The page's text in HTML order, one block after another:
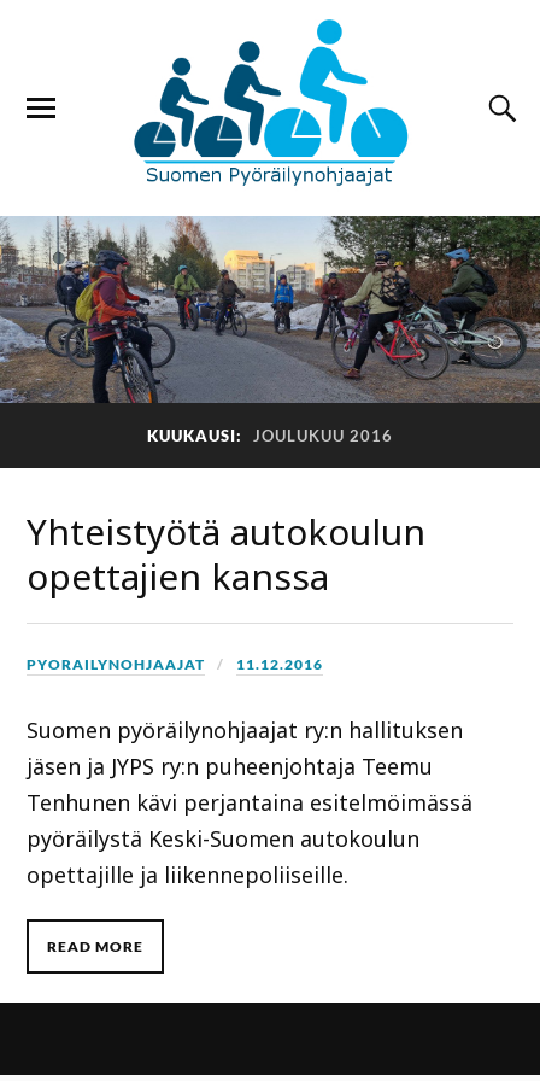
KUUKAUSI: JOULUKUU 2016
Yhteistyötä autokoulun
opettajien kanssa
PYORAILYNOHJAAJAT 11.12.2016
Suomen pyöräilynohjaajat ry:n hallituksen
jäsen ja JYPS ry:n puheenjohtaja Teemu
Tenhunen kävi perjantaina esitelmöimässä
pyöräilystä Keski-Suomen autokoulun
opettajille ja liikennepoliiseille.
READ MORE